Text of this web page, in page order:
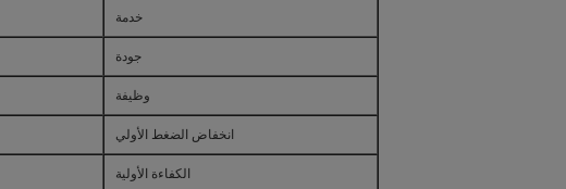
خدمة
جودة
وظيفة
انخفاض الضغط الأولي
الكفاءة الأولية